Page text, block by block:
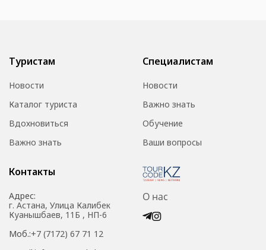
Туристам
Новости
Каталог туриста
Вдохновиться
Важно знать
Специалистам
Новости
Важно знать
Обучение
Ваши вопросы
Контакты
Адрес:
г. Астана, Улица Калибек
Куанышбаев, 11Б , НП-6
Моб.:+7 (7172) 67 71 12
О нас